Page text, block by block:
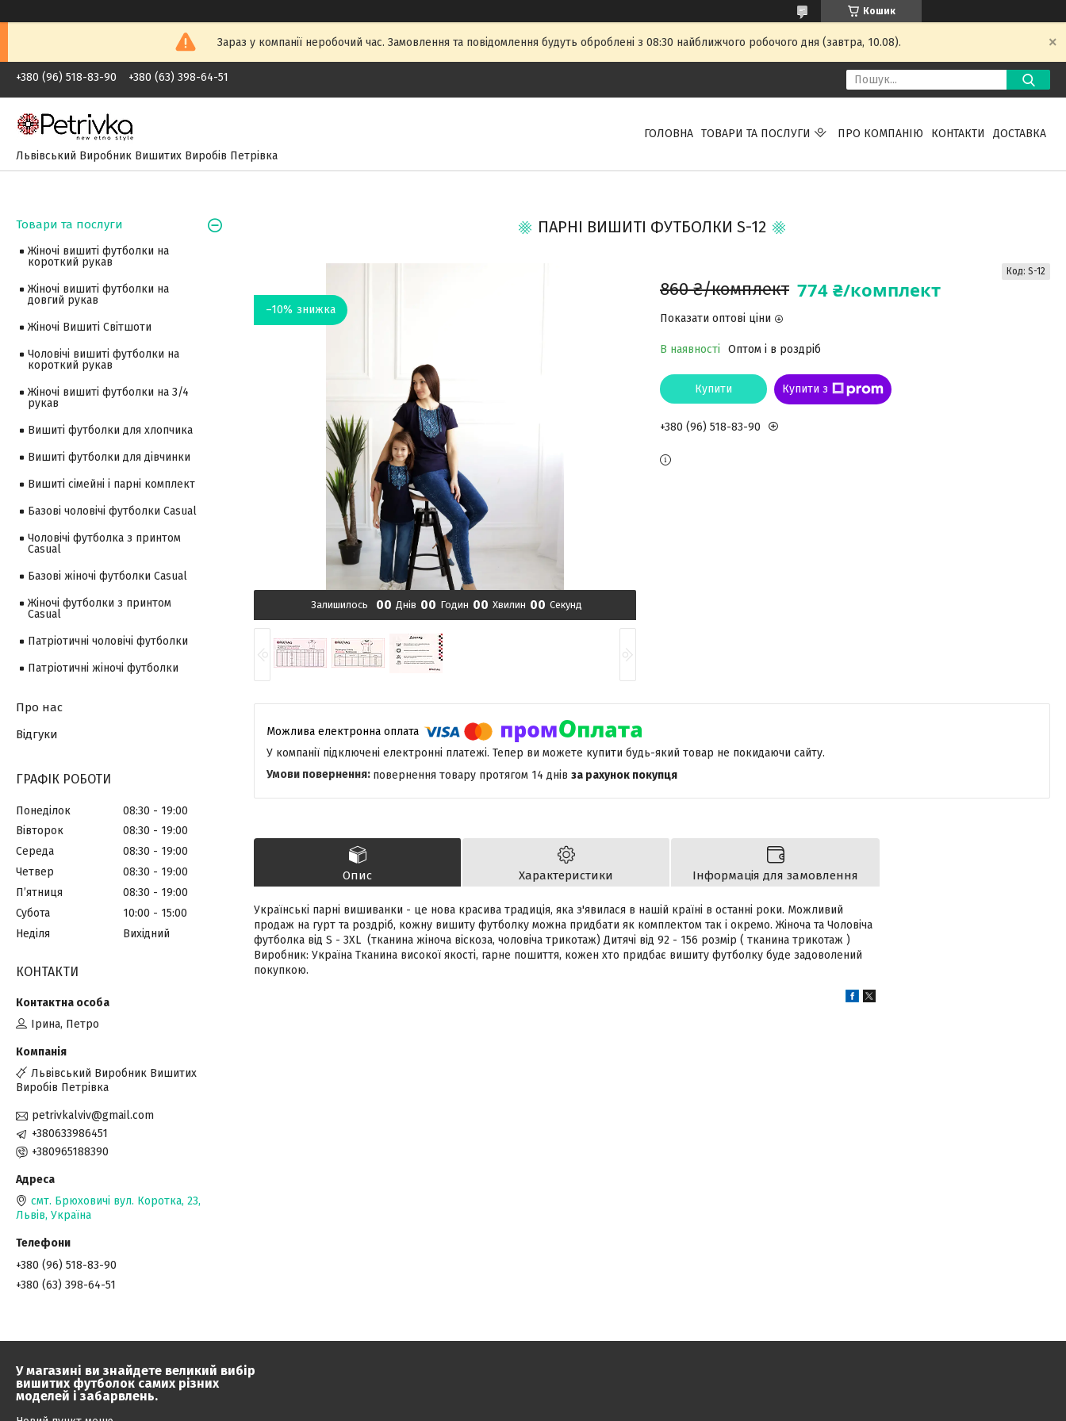
Кошик
Зараз у компанії неробочий час. Замовлення та повідомлення будуть оброблені з 08:30 найближчого робочого дня (завтра, 10.08).
+380 (96) 518-83-90 +380 (63) 398-64-51
Львівський Виробник Вишитих Виробів Петрівка
ГОЛОВНА ТОВАРИ ТА ПОСЛУГИ ПРО КОМПАНІЮ КОНТАКТИ ДОСТАВКА
ПАРНІ ВИШИТІ ФУТБОЛКИ S-12
–10%
Залишилось 00 Днів 00 Годин 00 Хвилин 00 Секунд
860 ₴/комплект 774 ₴/комплект
Показати оптові ціни
В наявності Оптом і в роздріб
Код: S-12
Купити Купити з
+380 (96) 518-83-90
У компанії підключені електронні платежі. Тепер ви можете купити будь-який товар не покидаючи сайту.
повернення товару протягом 14 днів за рахунок покупця
Опис Характеристики Інформація для замовлення
Українські парні вишиванки - це нова красива традиція, яка з'явилася в нашій країні в останні роки. Можливий
продаж на гурт та роздріб, кожну вишиту футболку можна придбати як комплектом так і окремо. Жіноча та Чоловіча
футболка від S - 3XL (тканина жіноча віскоза, чоловіча трикотаж) Дитячі від 92 - 156 розмір ( тканина трикотаж )
Виробник: Україна Тканина високої якості, гарне пошиття, кожен хто придбає вишиту футболку буде задоволений
покупкою.
Товари та послуги
Жіночі вишиті футболки на
короткий рукав
Жіночі вишиті футболки на
довгий рукав
Жіночі Вишиті Світшоти
Чоловічі вишиті футболки на
короткий рукав
Жіночі вишиті футболки на 3/4
рукав
Вишиті футболки для хлопчика
Вишиті футболки для дівчинки
Вишиті сімейні і парні комплект
Базові чоловічі футболки Casual
Чоловічі футболка з принтом
Casual
Базові жіночі футболки Casual
Жіночі футболки з принтом
Casual
Патріотичні чоловічі футболки
Патріотичні жіночі футболки
Про нас
Відгуки
ГРАФІК РОБОТИ
Понеділок 08:30
19:00
Вівторок
08:30
19:00
Середа
08:30
19:00
Четвер
08:30
19:00
Пʼятниця
08:30
19:00
Субота
10:00
15:00
Неділя
Вихідний
КОНТАКТИ
Ірина, Петро
Львівський Виробник Вишитих
Виробів Петрівка
petrivkalviv@gmail.com
+380633986451
+380965188390
смт. Брюховичі вул. Коротка, 23,
Львів, Україна
+380 (96) 518-83-90
+380 (63) 398-64-51
У магазині ви знайдете великий вибір
вишитих футболок самих різних
моделей і забарвлень.